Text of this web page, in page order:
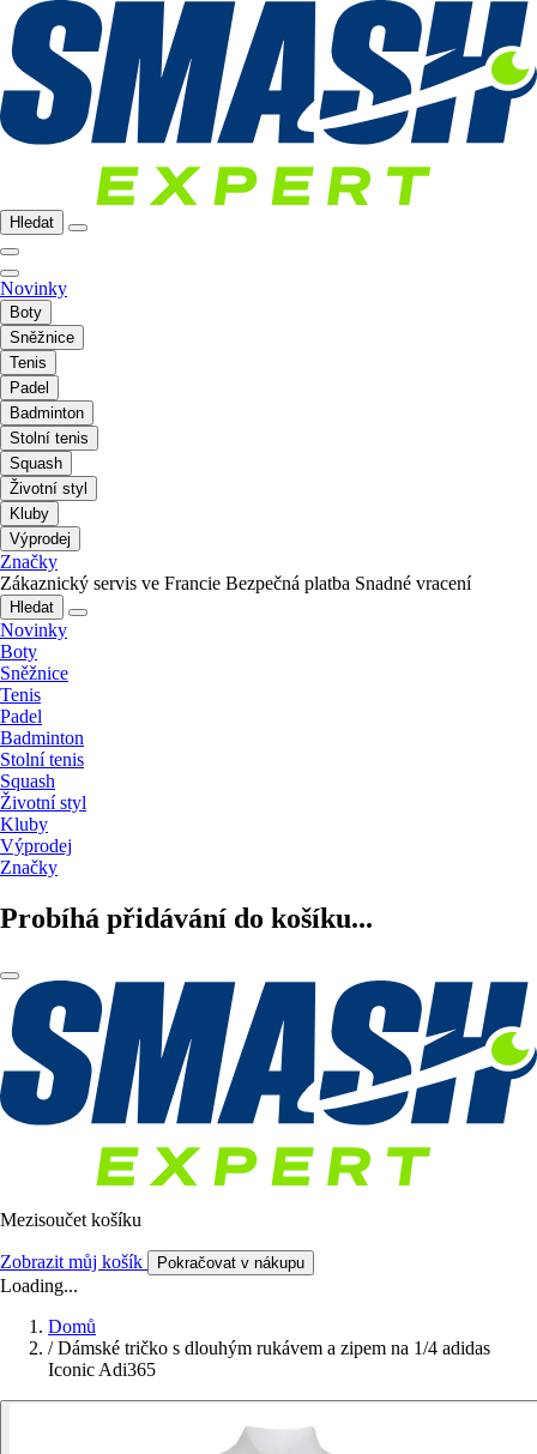
Hledat
Novinky
Boty
Sněžnice
Tenis
Padel
Badminton
Stolní tenis
Squash
Životní styl
Kluby
Výprodej
Značky
Zákaznický servis ve Francie Bezpečná platba Snadné vracení
Hledat
Novinky
Boty
Sněžnice
Tenis
Padel
Badminton
Stolní tenis
Squash
Životní styl
Kluby
Výprodej
Značky
Probíhá přidávání do košíku...
Mezisoučet košíku
Zobrazit můj košík Pokračovat v nákupu
Loading...
Domů
/ Dámské tričko s dlouhým rukávem a zipem na 1/4 adidas
Iconic Adi365